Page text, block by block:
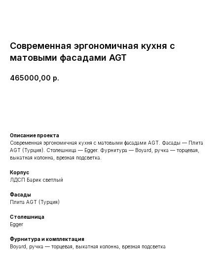
Современная эргономичная кухня с
матовыми фасадами AGT
465000,00 р.
Описание проекта
Современная эргономичная кухня с матовыми фасадами AGT. Фасады — Плита
AGT (Турция). Столешница — Egger. Фурнитура — Boyard, ручка — торцевая,
выкатная колонна, врезная подсветка.
Корпус
ЛДСП Барик светлый
Фасады
Плита AGT (Турция)
Столешница
Egger
Фурнитура и комплектация
Boyard, ручка — торцевая, выкатная колонна, врезная подсветка